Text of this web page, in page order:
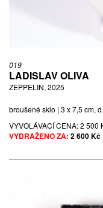
019
LADISLAV OLIVA
ZEPPELIN, 2025
broušené sklo | 3 x 7,5 cm,
VYVOLÁVACÍ CENA:2 500
VYDRAŽENO ZA: 2 600 Kč